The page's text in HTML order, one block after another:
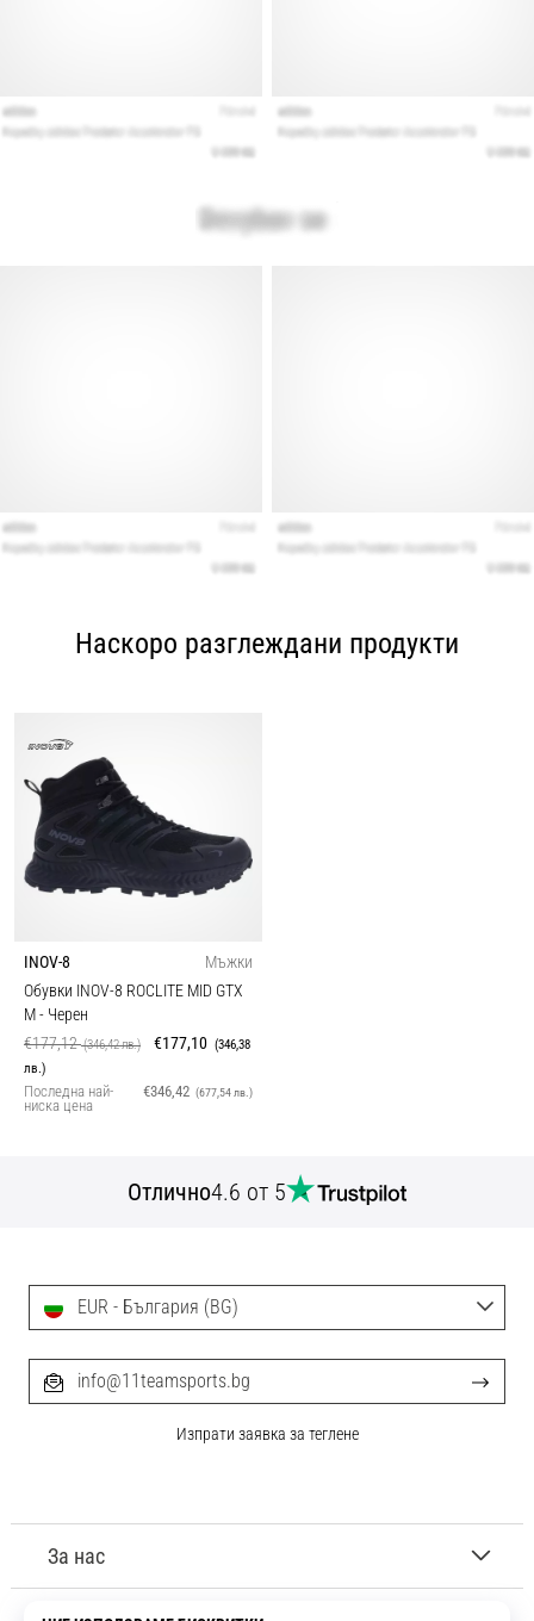
Наскоро разглеждани продукти
INOV-8
Мъжки
Обувки INOV-8 ROCLITE MID GTX
M- Черен
€177,12(346,42 лв.) €177,10 (346,38
лв.)
Последна най-
ниска цена
€346,42 (677,54 лв.)
Отлично4.6 от 5
За нас
EUR - България (BG)
info@11teamsports.bg
Изпрати заявка за теглене